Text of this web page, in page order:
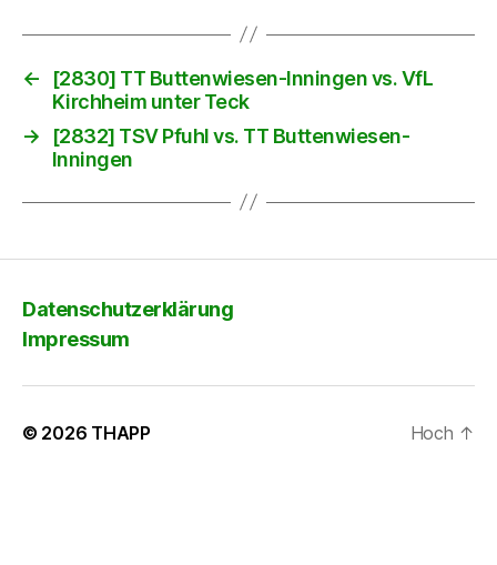
←
[2830] TT Buttenwiesen-Inningen vs. VfL
Kirchheim unter Teck
→
[2832] TSV Pfuhl vs. TT Buttenwiesen-
Inningen
Datenschutzerklärung
Impressum
© 2026 THAPP Hoch ↑